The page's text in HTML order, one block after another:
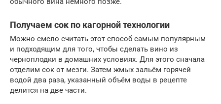
Получаем сок по кагорной технологии
Можно смело считать этот способ самым популярным
и подходящим для того, чтобы сделать вино из
черноплодки в домашних условиях. Для этого сначала
отделим сок от мезги. Затем жмых зальём горячей
водой два раза, указанный объём воды в рецепте
делится на две части.